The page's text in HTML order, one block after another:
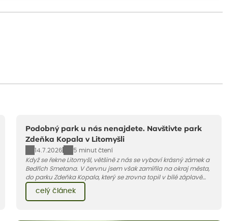
Podobný park u nás nenajdete. Navštivte park
Zdeňka Kopala v Litomyšli
14.7.2026
5 minut čtení
Když se řekne Litomyšl, většině z nás se vybaví krásný zámek a
Bedřich Smetana. V červnu jsem však zamířila na okraj města,
do parku Zdeňka Kopala, který se zrovna topil v bílé záplavě
kvetoucích kopretin. Fotky řeknou víc než slova, přidávám k
nim pár řádků o tom, jak tento jedinečný kus krajiny vznikl.
celý článek